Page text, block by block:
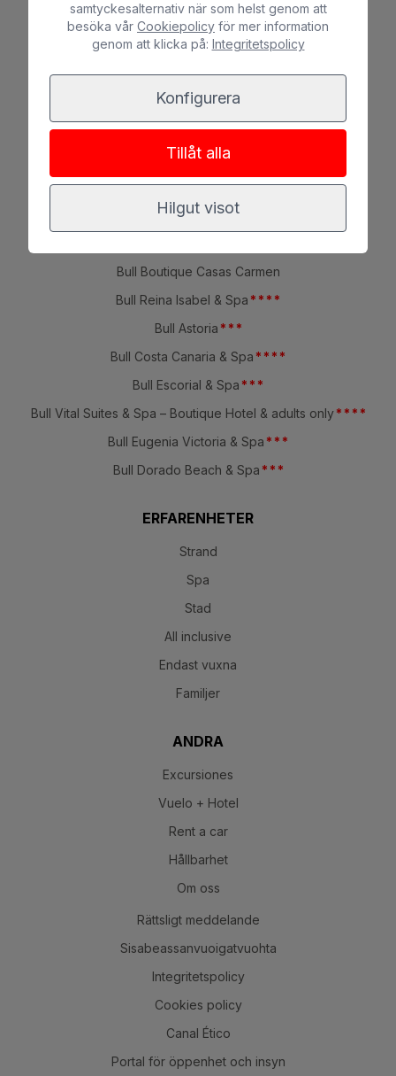
100% SÄKER BOKNING
SOCIALA NÄTVERK
HOTELL
Bull Boutique Casas Carmen
Bull Reina Isabel & Spa * * * *
Bull Astoria * * *
Bull Costa Canaria & Spa * * * *
Bull Escorial & Spa * * *
Bull Vital Suites & Spa – Boutique Hotel & adults only * * * *
Bull Eugenia Victoria & Spa * * *
Bull Dorado Beach & Spa * * *
ERFARENHETER
Strand
Spa
Stad
All inclusive
Endast vuxna
Familjer
ANDRA
Excursiones
Vuelo + Hotel
Rent a car
Hållbarhet
Om oss
Rättsligt meddelande
Sisabeassanvuoigatvuohta
Integritetspolicy
Cookies policy
Canal Ético
Portal för öppenhet och insyn
samtyckesalternativ när som helst genom att
besöka vår Cookiepolicy för mer information
genom att klicka på: Integritetspolicy
Konfigurera
Tillåt alla
Hilgut visot